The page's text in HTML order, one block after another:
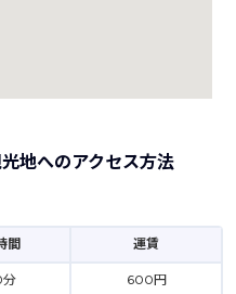
地へのアクセス方法
間 運賃
分 600円